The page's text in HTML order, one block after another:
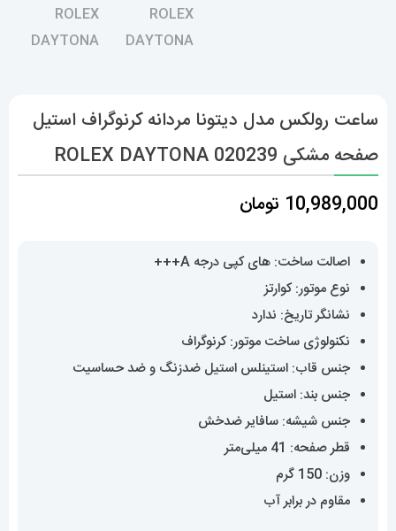
ساعت رولکس مدل دیتونا مردانه کرنوگراف استیل
صفحه مشکی 020239 ROLEX DAYTONA
10,989,000 تومان
اصالت ساخت: های کپی درجه A+++
نوع موتور: کوارتز
نشانگر تاریخ: ندارد
نکنولوژی ساخت موتور: کرنوگراف
جنس قاب: استینلس استیل ضدزنگ و ضد حساسیت
جنس بند: استیل
جنس شیشه: سافایر ضدخش
قطر صفحه: 41 میلی‌متر
وزن: 150 گرم
مقاوم در برابر آب